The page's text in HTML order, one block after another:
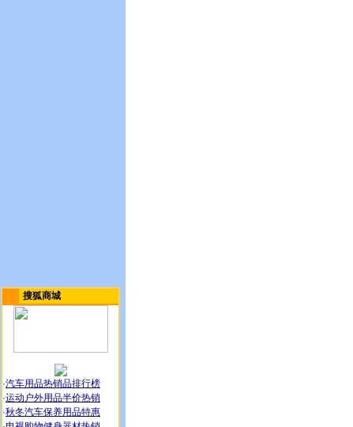
搜狐商城
·汽车用品热销品排行榜
·运动户外用品半价热销
·秋冬汽车保养用品特惠